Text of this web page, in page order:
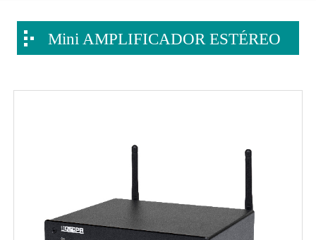
Mini AMPLIFICADOR ESTÉREO